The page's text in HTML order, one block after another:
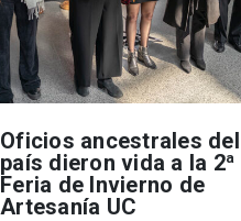
Oficios ancestrales del
país dieron vida a la 2ª
Feria de Invierno de
Artesanía UC